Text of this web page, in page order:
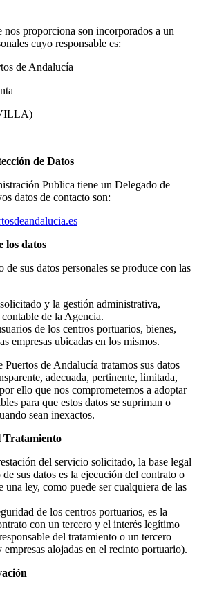
nos proporciona son incorporados a un
cuyo responsable es:
de Andalucía
de Datos
Publica tiene un Delegado de
datos de contacto son:
los datos
sus datos personales se produce con las
y la gestión administrativa,
de la Agencia.
de los centros portuarios, bienes,
empresas ubicadas en los mismos.
de Andalucía tratamos sus datos
adecuada, pertinente, limitada,
ello que nos comprometemos a adoptar
para que estos datos se supriman o
sean inexactos.
Tratamiento
del servicio solicitado, la base legal
sus datos es la ejecución del contrato o
una ley, como puede ser cualquiera de las
de los centros portuarios, es la
con un tercero y el interés legítimo
del tratamiento o un tercero
empresas alojadas en el recinto portuario).